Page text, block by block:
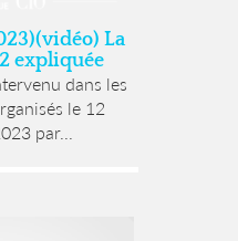
La
expliquée
dans les
le 12
par...